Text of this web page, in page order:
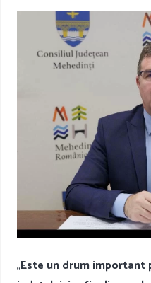
„Este un drum important